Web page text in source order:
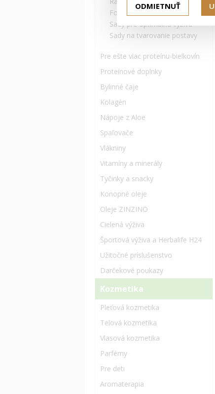
Formula 1 a Bylinný čaj
Sady pre optimálnu výživu
Sady na tvarovanie postavy
Pre ešte viac proteínu-bielkovín
Proteínové doplnky
Bylinné čaje
Kolagén
Nápoje z Aloe
Spaľovače
Vlákniny
Vitamíny a minerály
Tyčinky a snacky
Konopné oleje
Oleje ZINZINO
Cielená výživa
Športová výživa a Herbalife H24
Užitočné príslušenstvo
Darčekové poukazy
Kozmetika
Pleťová kozmetika
Telová kozmetika
Vlasová kozmetika
Parfémy
Pre deti
Aromaterapia
ODMIETNUŤ